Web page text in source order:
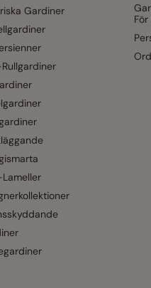
Gardiner
Lameller